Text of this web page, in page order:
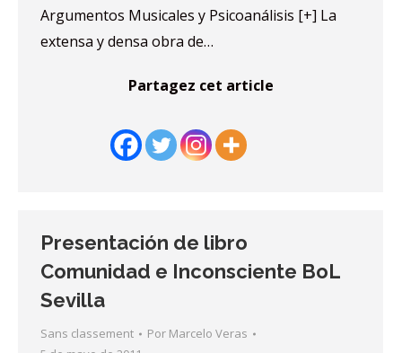
Argumentos Musicales y Psicoanálisis [+] La
extensa y densa obra de…
Partagez cet article
Presentación de libro
Comunidad e Inconsciente BoL
Sevilla
Sans classement Por Marcelo Veras